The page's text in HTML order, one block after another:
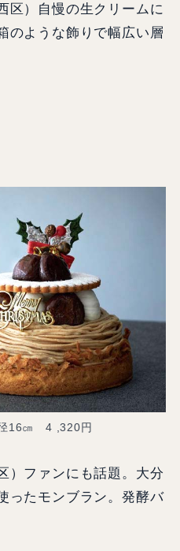
）自慢の生クリームに
のような飾りで幅広い層
16㎝ 4 ,320円
ファンにも話題。大分
ったモンブラン。発酵バ